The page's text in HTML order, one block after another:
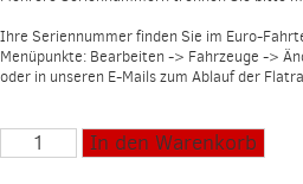
Ihre Seriennummer finden Sie im Euro-
Menüpunkte: Bearbeiten -> Fahrzeuge ->
oder in unseren E-Mails zum Ablauf der
Euro-
In den Warenkorb